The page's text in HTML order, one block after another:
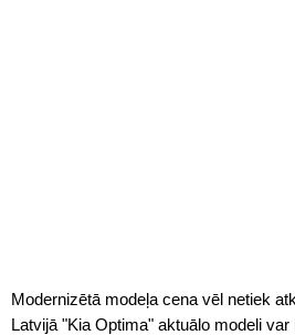
Modernizētā modeļa cena vēl netiek
Latvijā "Kia Optima" aktuālo modeli